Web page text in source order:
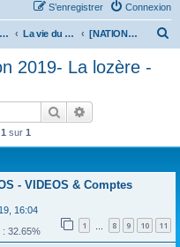
Connexion
S’enregistrer
Forum de Discussion La vie du Club / Les sorties [NATIONALE] Concentration 2019- La lozère - 7/8/9/10 juin 2019
2019- La lozère -
Rechercher
1 sur 1
- VIDEOS & Comptes
16:04
1 8 9 10 11
: 32.65%